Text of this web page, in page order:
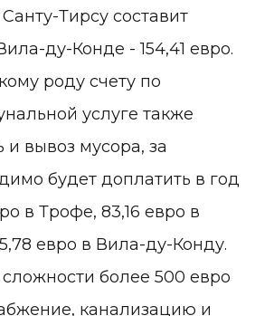
Тирсу составит
ду-Конде - 154,41 евро.
роду счету по
услуге также
вывоз мусора, за
будет доплатить в год
в Трофе, 83,16 евро в
евро в Вила-ду-Конду.
более 500 евро
канализацию и